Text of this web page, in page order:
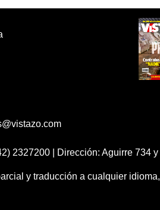
2327200 | Dirección: Aguirre 734
y traducción a cualquier